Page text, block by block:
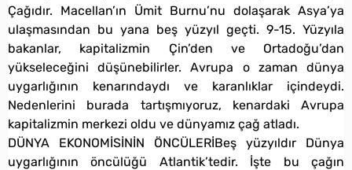
Çağıdır. Macellan’ın Ümit Burnu’nu dolaşarak Asya’ya
ulaşmasından bu yana beş yüzyıl geçti. 9-15. Yüzyıla
bakanlar, kapitalizmin Çin’den ve Ortadoğu’dan
yükseleceğini düşünebilirler. Avrupa o zaman dünya
uygarlığının kenarındaydı ve karanlıklar içindeydi.
Nedenlerini burada tartışmıyoruz, kenardaki Avrupa
kapitalizmin merkezi oldu ve dünyamız çağ atladı.
DÜNYA EKONOMİSİNİN ÖNCÜLERİBeş yüzyıldır Dünya
uygarlığının öncülüğü Atlantik’tedir. İşte bu çağın